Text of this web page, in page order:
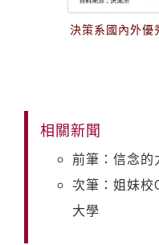
決策系國內外優
相關新聞
前筆：信念的
次筆：姐妹
大學